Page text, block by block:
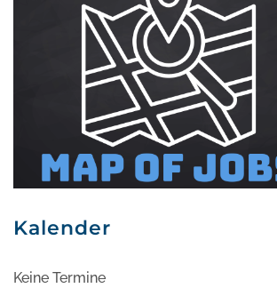
Kalender
Keine Termine